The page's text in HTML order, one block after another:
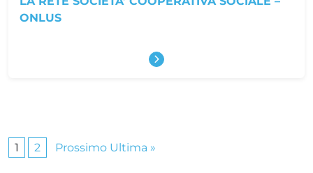
ONLUS
Scopri di più
1 2 ProssimoPagina successiva
Ultima »